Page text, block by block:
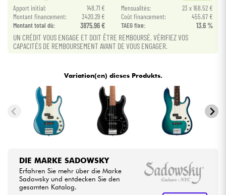
Sehen Sie sich unsere Marken an
Apport initial: 148.71 € Mensualités:
23 x 168.52 €
Montant financement:
3420.29 € Coût financement:
455.67 €
Montant total dù:
3875.96 € TAEG fixe: 13.6 %
UN CRÉDIT VOUS ENGAGE ET DOIT ÊTRE REMBOURSÉ. VÉRIFIEZ VOS
CAPACITÉS DE REMBOURSEMENT AVANT DE VOUS ENGAGER.
Variation(en) dieses Produkts.
DIE MARKE SADOWSKY
Erfahren Sie mehr über die Marke
Sadowsky und entdecken Sie den
gesamten Katalog.